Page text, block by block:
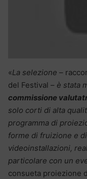
«La selezione –
del Festival – è stata
commissione
solo corti di alta
programma di
forme di fruizione e
videoinstallazioni,
particolare con un
consueta proiezione